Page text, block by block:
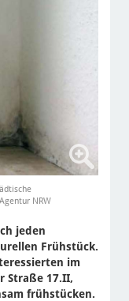
NRW
jeden
Frühstück.
im
Straße 17.II,
frühstücken.